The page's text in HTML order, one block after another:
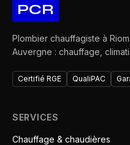
PCR
Plombier chauffagiste à
Auvergne : chauffage,
Certifié RGE QualiPAC
SERVICES
Chauffage & chaudières